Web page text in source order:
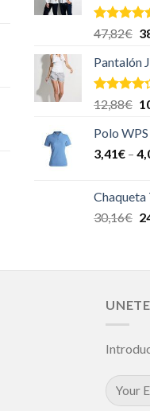
Valorado
5.00
47,82€
Pantalón
Valorado
en
de 5
12,88€
Polo
3,41€ –
Chaqueta
30,16€